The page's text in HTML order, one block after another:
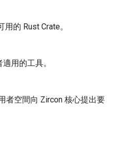
的 Rust Crate。
用的工具。
者空間向 Zircon 核心提出要